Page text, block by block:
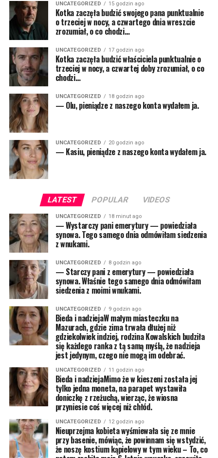
UNCATEGORIZED 15 godzin ago
Kotka zaczęła budzić swojego pana punktualnie
o trzeciej w nocy, a czwartego dnia wreszcie
zrozumiał, o co chodzi…
UNCATEGORIZED 17 godzin ago
Kotka zaczęła budzić właściciela punktualnie o
trzeciej w nocy, a czwartej doby zrozumiał, o co
chodzi…
UNCATEGORIZED 18 godzin ago
— Olu, pieniądze z naszego konta wydałem ja.
UNCATEGORIZED 20 godzin ago
— Kasiu, pieniądze z naszego konta wydałem ja.
LATEST POPULAR VIDEOS
UNCATEGORIZED 18 minut ago
— Wystarczy pani emerytury — powiedziała
synowa. Tego samego dnia odmówiłam siedzenia
z wnukami.
UNCATEGORIZED 8 godzin ago
— Starczy pani z emerytury — powiedziała
synowa. Właśnie tego samego dnia odmówiłam
siedzenia z moimi wnukami.
UNCATEGORIZED 9 godzin ago
Bieda i nadziejaW małym miasteczku na
Mazurach, gdzie zima trwała dłużej niż
gdziekolwiek indziej, rodzina Kowalskich budziła
się każdego ranka z tą samą myślą, że nadzieja
jest jedynym, czego nie mogą im odebrać.
UNCATEGORIZED 11 godzin ago
Bieda i nadziejaMimo że w kieszeni została jej
tylko jedna moneta, na parapet wystawiła
doniczkę z rzeżuchą, wierząc, że wiosna
przyniesie coś więcej niż chłód.
UNCATEGORIZED 12 godzin ago
Nieuprzejma kobieta wyśmiewała się ze mnie
przy basenie, mówiąc, że powinnam się wstydzić,
że noszę kostium kąpielowy w tym wieku – To, co